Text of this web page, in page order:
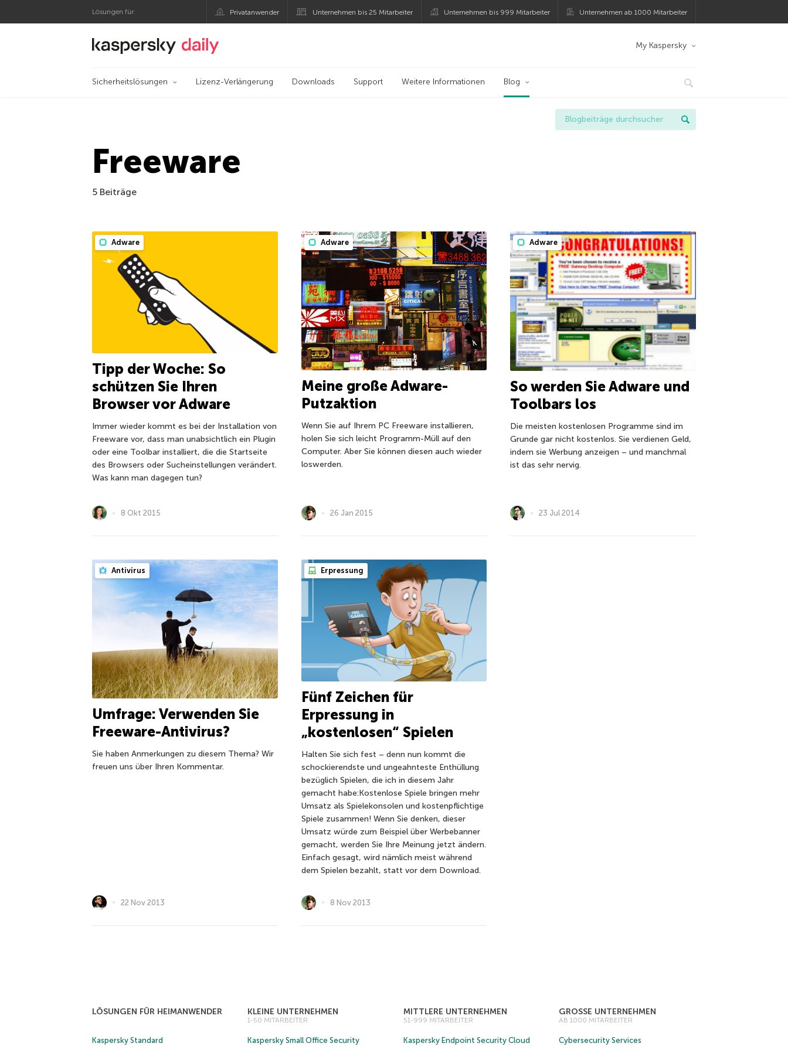
Lösungen für: Privatanwender Unternehmen bis 25 Mitarbeiter Unternehmen bis 999 Mitarbeiter Unternehmen ab 1000 Mitarbeiter
Offizieller Blog von Kaspersky My Kaspersky
Sicherheitslösungen Lizenz-Verlängerung Downloads Support Weitere Informationen Blog
Freeware
5 Beiträge
Adware
Tipp der Woche: So
schützen Sie Ihren
Browser vor Adware
Immer wieder kommt es bei der Installation von
Freeware vor, dass man unabsichtlich ein Plugin
oder eine Toolbar installiert, die die Startseite
des Browsers oder Sucheinstellungen verändert.
Was kann man dagegen tun?
8 Okt 2015
Adware
Meine große Adware-
Putzaktion
Wenn Sie auf Ihrem PC Freeware installieren,
holen Sie sich leicht Programm-Müll auf den
Computer. Aber Sie können diesen auch wieder
loswerden.
26 Jan 2015
Adware
So werden Sie Adware und
Toolbars los
Die meisten kostenlosen Programme sind im
Grunde gar nicht kostenlos. Sie verdienen Geld,
indem sie Werbung anzeigen – und manchmal
ist das sehr nervig.
23 Jul 2014
Antivirus
Umfrage: Verwenden Sie
Freeware-Antivirus?
Sie haben Anmerkungen zu diesem Thema? Wir
freuen uns über Ihren Kommentar.
22 Nov 2013
Erpressung
Fünf Zeichen für
Erpressung in
„kostenlosen“ Spielen
Halten Sie sich fest – denn nun kommt die
schockierendste und ungeahnteste Enthüllung
bezüglich Spielen, die ich in diesem Jahr
gemacht habe:Kostenlose Spiele bringen mehr
Umsatz als Spielekonsolen und kostenpflichtige
Spiele zusammen! Wenn Sie denken, dieser
Umsatz würde zum Beispiel über Werbebanner
gemacht, werden Sie Ihre Meinung jetzt ändern.
Einfach gesagt, wird nämlich meist während
dem Spielen bezahlt, statt vor dem Download.
8 Nov 2013
LÖSUNGEN FÜR HEIMANWENDER
Kaspersky Standard
KLEINE UNTERNEHMEN
1-50 MITARBEITER
Kaspersky Small Office Security
MITTLERE UNTERNEHMEN
51-999 MITARBEITER
Kaspersky Endpoint Security Cloud
GROSSE UNTERNEHMEN
AB 1000 MITARBEITER
Cybersecurity Services